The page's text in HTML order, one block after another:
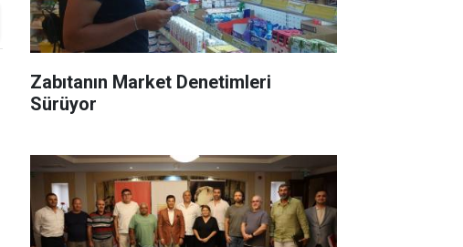
Zabıtanın Market Denetimleri
Sürüyor